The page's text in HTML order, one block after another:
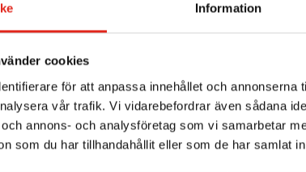
Information
cookies
för att anpassa innehållet och annonserna
vår trafik. Vi vidarebefordrar även sådana
annons- och analysföretag som vi samarbetar
som du har tillhandahållit eller som de har samlat
produktsidan
Skurmaskin ECO 430B
Mer info »
produkten
Den
produkten